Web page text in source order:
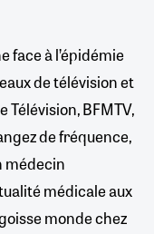
face à l’épidémie
de télévision et
Télévision, BFMTV,
de fréquence,
médecin
médicale aux
monde chez